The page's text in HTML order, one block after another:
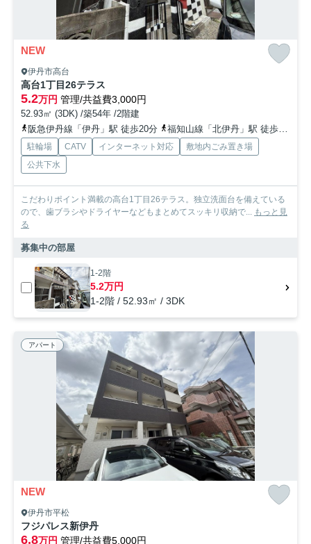
NEW
伊丹市高台
高台1丁目26テラス
5.2万円 管理/共益費3,000円
52.93㎡ (3DK) /築54年 /2階建
阪急伊丹線「伊丹」駅 徒歩20分
福知山線「北伊丹」駅 徒歩25分
駐輪場 CATV インターネット対応
敷地内ごみ置き場
公共下水
こだわりポイント満載の高台1丁目26テラス。独立洗面台を備えている
ので、歯ブラシやドライヤーなどもまとめてスッキリ収納で... もっと見
る
募集中の部屋
1-2階
5.2万円
1-2階 / 52.93㎡ / 3DK
アパート
NEW
伊丹市平松
フジパレス新伊丹
6.8万円 管理/共益費5,000円